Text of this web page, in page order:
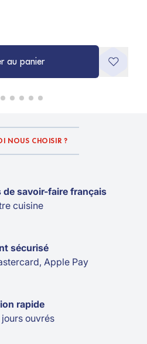
au panier
NOUS CHOISIR ?
de savoir-faire français
cuisine
sécurisé
Apple Pay
rapide
jours ouvrés